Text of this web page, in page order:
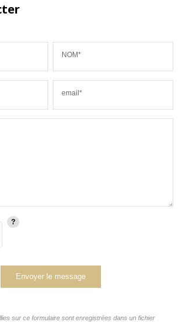
NOM*
email*
Envoyer le message
sur ce formulaire sont enregistrées dans un fichier